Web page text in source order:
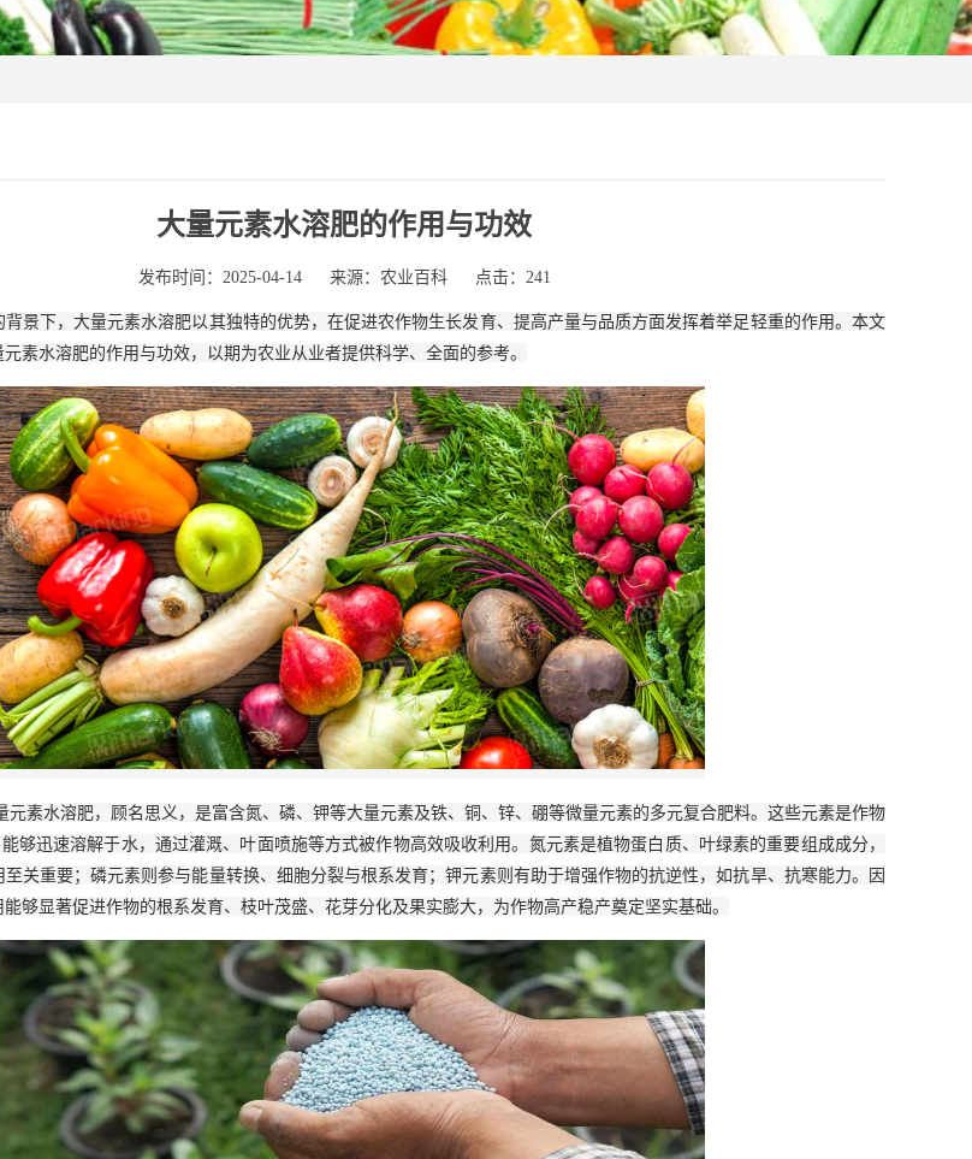
大量元素水溶肥的作用与功效
发布时间：2025-04-14 来源：农业百科 点击：241
景下，大量元素水溶肥以其独特的优势，在促进农作物生长发育、提高产量与品质方面发挥着举足轻重的作用。本文
素水溶肥的作用与功效，以期为农业从业者提供科学、全面的参考。
元素水溶肥，顾名思义，是富含氮、磷、钾等大量元素及铁、铜、锌、硼等微量元素的多元复合肥料。这些元素是作物
够迅速溶解于水，通过灌溉、叶面喷施等方式被作物高效吸收利用。氮元素是植物蛋白质、叶绿素的重要组成成分，
关重要；磷元素则参与能量转换、细胞分裂与根系发育；钾元素则有助于增强作物的抗逆性，如抗旱、抗寒能力。因
够显著促进作物的根系发育、枝叶茂盛、花芽分化及果实膨大，为作物高产稳产奠定坚实基础。